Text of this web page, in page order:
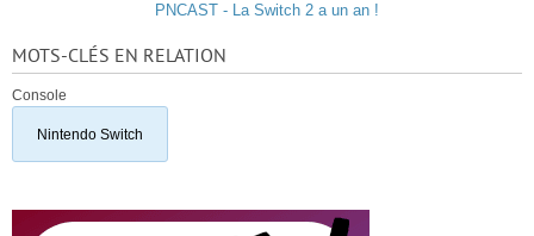
PNCAST - La Switch 2 a un an !
MOTS-CLÉS EN RELATION
Console
Nintendo Switch